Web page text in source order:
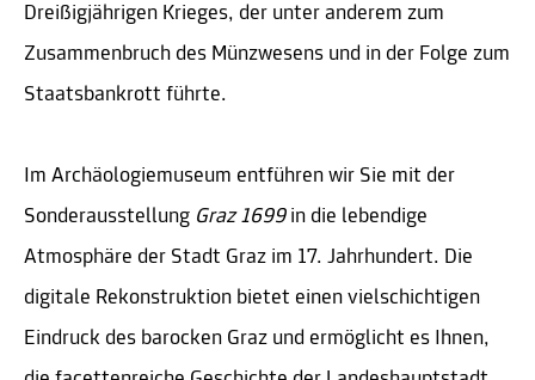
Dreißigjährigen Krieges, der unter anderem zum
Zusammenbruch des Münzwesens und in der Folge zum
Staatsbankrott führte.
Im Archäologiemuseum entführen wir Sie mit der
Sonderausstellung Graz 1699in die lebendige
Atmosphäre der Stadt Graz im 17. Jahrhundert. Die
digitale Rekonstruktion bietet einen vielschichtigen
Eindruck des barocken Graz und ermöglicht es Ihnen,